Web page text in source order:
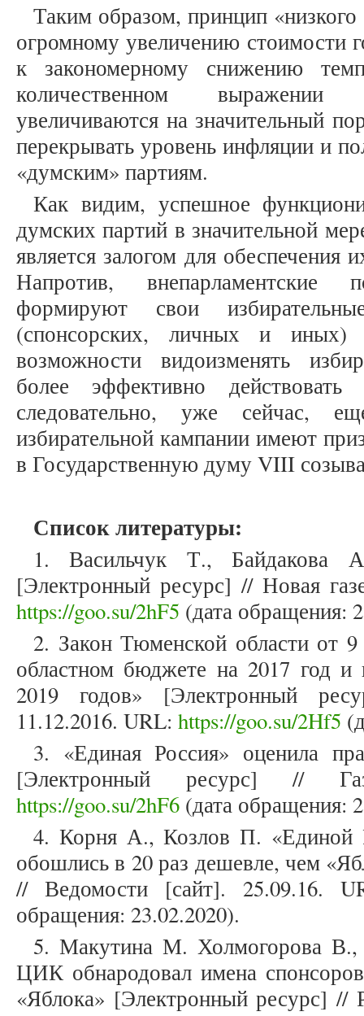
Таким образом, принцип «низкого
огромному увеличению стоимости
к закономерному снижению
количественном выражении
увеличиваются на значительный
перекрывать уровень инфляции и
«думским» партиям.
Как видим, успешное
думских партий в значительной
является залогом для обеспечения
Напротив, внепарламентские
формируют свои
(спонсорских, личных и
возможности видоизменять
более эффективно
следовательно, уже сейчас,
избирательной кампании имеют
в Государственную думу VIII
Список литературы:
1. Васильчук Т., Байдакова
[Электронный ресурс] // Новая
https://goo.su/2hF5 (дата обращения:
2. Закон Тюменской области от
областном бюджете на 2017 год
2019 годов» [Электронный
11.12.2016. URL: https://goo.su/2Hf5
3. «Единая Россия» оценила
[Электронный ресурс] //
https://goo.su/2hF6 (дата обращения:
4. Корня А., Козлов П. «Единой
обошлись в 20 раз дешевле, чем
// Ведомости [сайт]. 25.09.16.
обращения: 23.02.2020).
5. Макутина М. Холмогорова
ЦИК обнародовал имена
«Яблока» [Электронный ресурс] //